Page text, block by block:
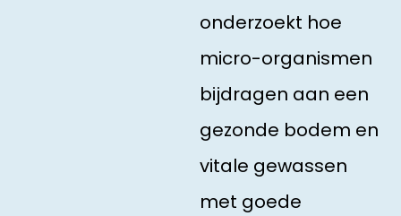
onderzoekt hoe
micro-organismen
bijdragen aan een
gezonde bodem en
vitale gewassen
met goede